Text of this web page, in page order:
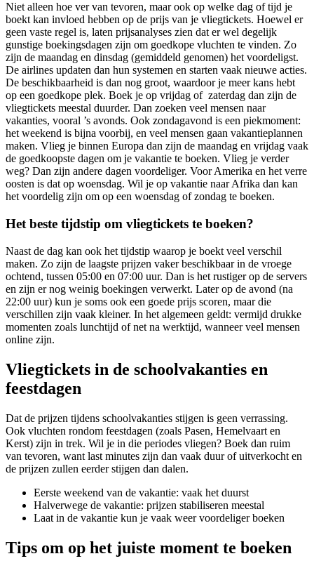
Niet alleen hoe ver van tevoren, maar ook op welke dag of tijd je
boekt kan invloed hebben op de prijs van je vliegtickets. Hoewel er
geen vaste regel is, laten prijsanalyses zien dat er wel degelijk
gunstige boekingsdagen zijn om goedkope vluchten te vinden. Zo
zijn de maandag en dinsdag (gemiddeld genomen) het voordeligst.
De airlines updaten dan hun systemen en starten vaak nieuwe acties.
De beschikbaarheid is dan nog groot, waardoor je meer kans hebt
op een goedkope plek. Boek je op vrijdag of zaterdag dan zijn de
vliegtickets meestal duurder. Dan zoeken veel mensen naar
vakanties, vooral ’s avonds. Ook zondagavond is een piekmoment:
het weekend is bijna voorbij, en veel mensen gaan vakantieplannen
maken. Vlieg je binnen Europa dan zijn de maandag en vrijdag vaak
de goedkoopste dagen om je vakantie te boeken. Vlieg je verder
weg? Dan zijn andere dagen voordeliger. Voor Amerika en het verre
oosten is dat op woensdag. Wil je op vakantie naar Afrika dan kan
het voordelig zijn om op een woensdag of zondag te boeken.
Het beste tijdstip om vliegtickets te boeken?
Naast de dag kan ook het tijdstip waarop je boekt veel verschil
maken. Zo zijn de laagste prijzen vaker beschikbaar in de vroege
ochtend, tussen 05:00 en 07:00 uur. Dan is het rustiger op de servers
en zijn er nog weinig boekingen verwerkt. Later op de avond (na
22:00 uur) kun je soms ook een goede prijs scoren, maar die
verschillen zijn vaak kleiner. In het algemeen geldt: vermijd drukke
momenten zoals lunchtijd of net na werktijd, wanneer veel mensen
online zijn.
Vliegtickets in de schoolvakanties en
feestdagen
Dat de prijzen tijdens schoolvakanties stijgen is geen verrassing.
Ook vluchten rondom feestdagen (zoals Pasen, Hemelvaart en
Kerst) zijn in trek. Wil je in die periodes vliegen? Boek dan ruim
van tevoren, want last minutes zijn dan vaak duur of uitverkocht en
de prijzen zullen eerder stijgen dan dalen.
Eerste weekend van de vakantie: vaak het duurst
Halverwege de vakantie: prijzen stabiliseren meestal
Laat in de vakantie kun je vaak weer voordeliger boeken
Tips om op het juiste moment te boeken